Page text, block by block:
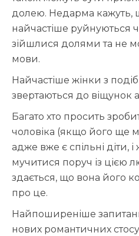
долею. Недарма кажуть,
найчастіше руйнуються
зійшлися долями та не
мови.
Найчастіше жінки з
звертаються до віщунок
Багато хто просить
чоловіка (якщо його ще
адже вже є спільні діти,
мучитися поруч із цією
здається, що вона його
про це.
Найпоширеніше
нових романтичних